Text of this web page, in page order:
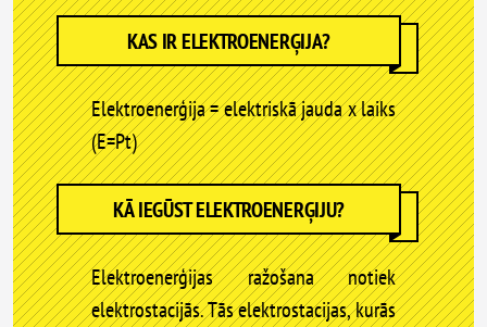
KAS IR ELEKTROENERĢIJA?
Elektroenerģija = elektriskā jauda x laiks
(E=Pt)
KĀ IEGŪST ELEKTROENERĢIJU?
Elektroenerģijas ražošana notiek
elektrostacijās. Tās elektrostacijas, kurās